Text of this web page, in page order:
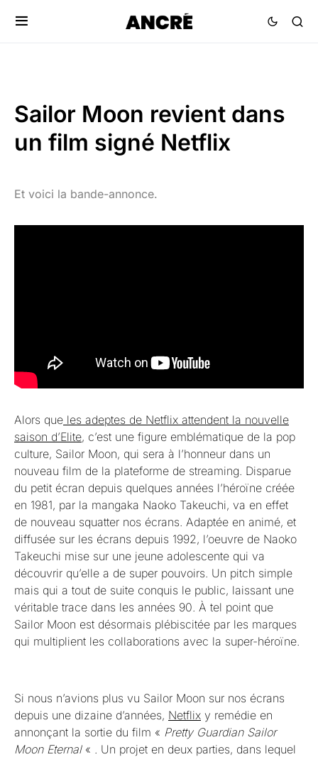
Sailor Moon revient dans
un film signé Netflix
Et voici la bande-annonce.
Alors que les adeptes de Netflix attendent la nouvelle
saison d’Elite, c’est une figure emblématique de la pop
culture, Sailor Moon, qui sera à l’honneur dans un
nouveau film de la plateforme de streaming. Disparue
du petit écran depuis quelques années l’héroïne créée
en 1981, par la mangaka Naoko Takeuchi, va en effet
de nouveau squatter nos écrans. Adaptée en animé, et
diffusée sur les écrans depuis 1992, l’oeuvre de Naoko
Takeuchi mise sur une jeune adolescente qui va
découvrir qu’elle a de super pouvoirs. Un pitch simple
mais qui a tout de suite conquis le public, laissant une
véritable trace dans les années 90. À tel point que
Sailor Moon est désormais plébiscitée par les marques
qui multiplient les collaborations avec la super-héroïne.
Si nous n’avions plus vu Sailor Moon sur nos écrans
depuis une dizaine d’années, Netflix y remédie en
annonçant la sortie du film « Pretty Guardian Sailor
Moon Eternal« . Un projet en deux parties, dans lequel